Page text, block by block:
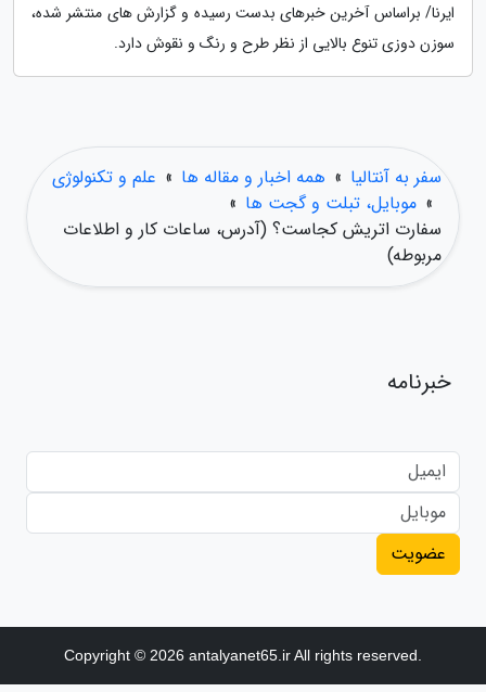
ایرنا/ براساس آخرین خبرهای بدست رسیده و گزارش های منتشر شده،
سوزن دوزی تنوع بالایی از نظر طرح و رنگ و نقوش دارد.
سفر به آنتالیا » همه اخبار و مقاله ها » علم و تکنولوژی
» موبایل، تبلت و گجت ها »
سفارت اتریش کجاست؟ (آدرس، ساعات کار و اطلاعات
مربوطه)
خبرنامه
عضویت
Copyright © 2026 antalyanet65.ir All rights reserved.